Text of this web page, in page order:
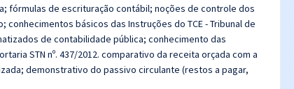
fórmulas de escrituração contábil; noções de controle dos
básicos das Instruções do TCE - Tribunal de
de contabilidade pública; conhecimento das
STN nº. 437/2012. comparativo da receita orçada com a
demonstrativo do passivo circulante (restos a pagar,